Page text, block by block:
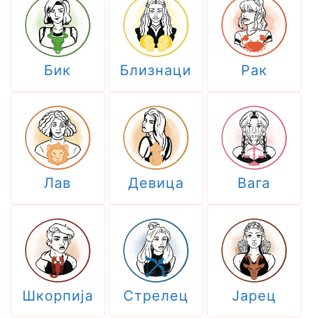
Бик Близнаци Рак
Лав Девица Вага
Шкорпија Стрелец Јарец